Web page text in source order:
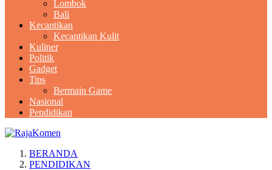
Lombok
Bali
Kecantikan
Kecantikan Kulit
Kuliner
Politik
Gadget
Tips
Bermain Game
Nasional
Pendidikan
BERANDA
PENDIDIKAN